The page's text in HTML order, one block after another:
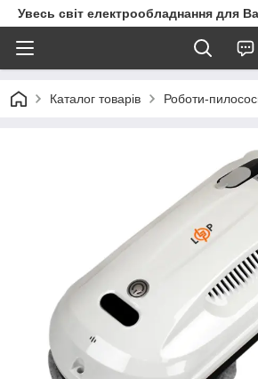
Увесь світ електрообладнання для
Каталог товарів Роботи-